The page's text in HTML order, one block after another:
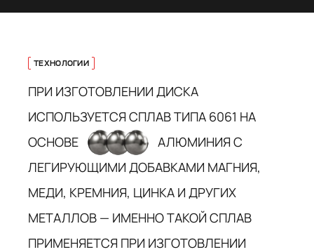
ТЕХНОЛОГИИ
ПРИ ИЗГОТОВЛЕНИИ ДИСКА
ИСПОЛЬЗУЕТСЯ СПЛАВ ТИПА 6061 НА
ОСНОВЕ
АЛЮМИНИЯ С
ЛЕГИРУЮЩИМИ ДОБАВКАМИ МАГНИЯ,
МЕДИ, КРЕМНИЯ, ЦИНКА И ДРУГИХ
МЕТАЛЛОВ — ИМЕННО ТАКОЙ СПЛАВ
ПРИМЕНЯЕТСЯ ПРИ ИЗГОТОВЛЕНИИ